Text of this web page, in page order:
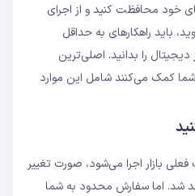
خود محافظت کنید و از اجرای
باید راهکارهای به حداقل
را بدانید. اصلی‌ترین
شما کمک می‌کنند شامل این موارد
بازار اجرا می‌شود، صورت تغییر
شد. اما سفارش محدود به شما